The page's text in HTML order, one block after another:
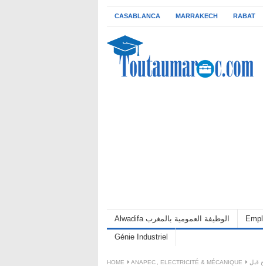
CASABLANCA MARRAKECH RABAT
Alwadifa الوظيفة العمومية بالمغرب
Génie Industriel
HOME ANAPEC ELECTRICITÉ & MÉCANIQUE
منصب، الترشيح قبل